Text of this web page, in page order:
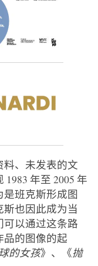
料、未发表的文
年至 2005 年
班克斯形成图
也因此成为当
以通过这条路
的图像的起
的女孩》、《抛